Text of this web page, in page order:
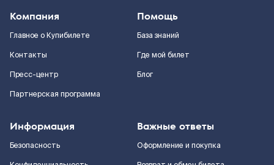
Компания
Главное о Купибилете
Контакты
Пресс-центр
Партнерская программа
Помощь
База знаний
Где мой билет
Блог
Информация
Безопасность
Важные ответы
Оформление и покупка